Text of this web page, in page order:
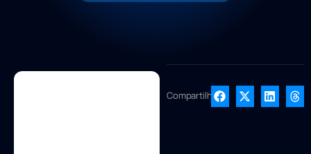
Compartilhe